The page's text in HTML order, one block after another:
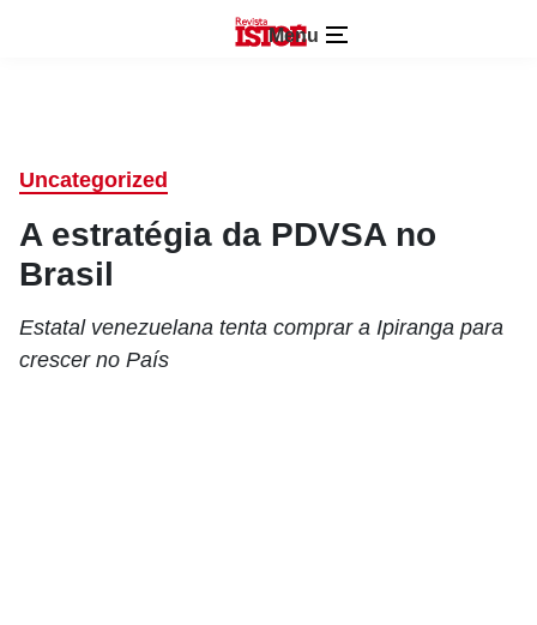
Menu
Uncategorized
A estratégia da PDVSA no
Brasil
Estatal venezuelana tenta comprar a Ipiranga para
crescer no País